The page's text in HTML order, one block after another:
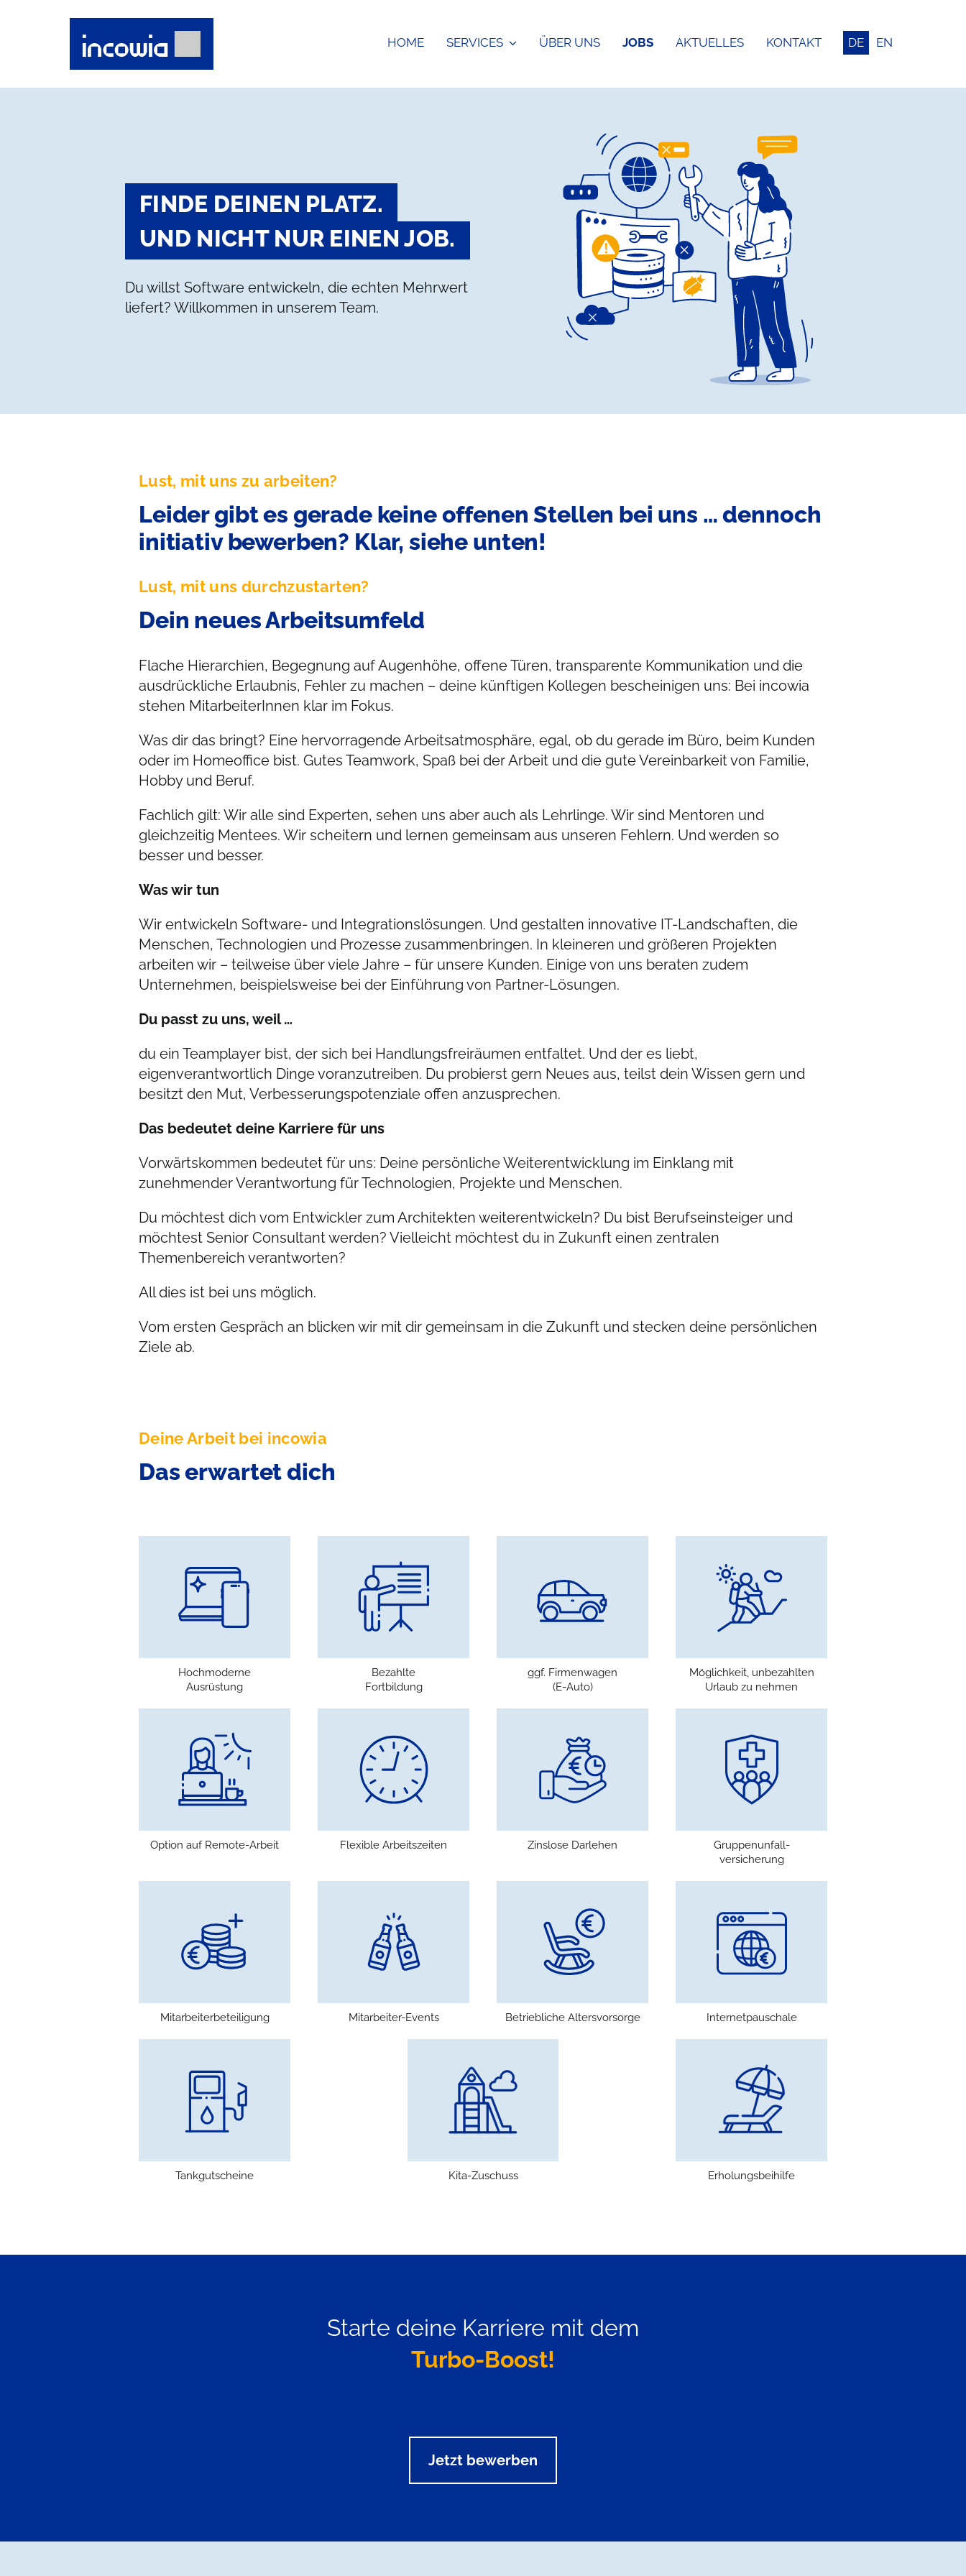
HOME SERVICES ÜBER UNS JOBS AKTUELLES KONTAKT DE EN
FINDE DEINEN PLATZ.
UND NICHT NUR EINEN JOB.
Du willst Software entwickeln, die echten Mehrwert
liefert? Willkommen in unserem Team.
Lust, mit uns zu arbeiten?
Leider gibt es gerade keine offenen Stellen bei uns … dennoch
initiativ bewerben? Klar, siehe unten!
Lust, mit uns durchzustarten?
Dein neues Arbeitsumfeld
Flache Hierarchien, Begegnung auf Augenhöhe, offene Türen, transparente Kommunikation und die
ausdrückliche Erlaubnis, Fehler zu machen – deine künftigen Kollegen bescheinigen uns: Bei incowia
stehen MitarbeiterInnen klar im Fokus.
Was dir das bringt? Eine hervorragende Arbeitsatmosphäre, egal, ob du gerade im Büro, beim Kunden
oder im Homeoffice bist. Gutes Teamwork, Spaß bei der Arbeit und die gute Vereinbarkeit von Familie,
Hobby und Beruf.
Fachlich gilt: Wir alle sind Experten, sehen uns aber auch als Lehrlinge. Wir sind Mentoren und
gleichzeitig Mentees. Wir scheitern und lernen gemeinsam aus unseren Fehlern. Und werden so
besser und besser.
Was wir tun
Wir entwickeln Software- und Integrationslösungen. Und gestalten innovative IT-Landschaften, die
Menschen, Technologien und Prozesse zusammenbringen. In kleineren und größeren Projekten
arbeiten wir – teilweise über viele Jahre – für unsere Kunden. Einige von uns beraten zudem
Unternehmen, beispielsweise bei der Einführung von Partner-Lösungen.
Du passt zu uns, weil …
du ein Teamplayer bist, der sich bei Handlungsfreiräumen entfaltet. Und der es liebt,
eigenverantwortlich Dinge voranzutreiben. Du probierst gern Neues aus, teilst dein Wissen gern und
besitzt den Mut, Verbesserungspotenziale offen anzusprechen.
Das bedeutet deine Karriere für uns
Vorwärtskommen bedeutet für uns: Deine persönliche Weiterentwicklung im Einklang mit
zunehmender Verantwortung für Technologien, Projekte und Menschen.
Du möchtest dich vom Entwickler zum Architekten weiterentwickeln? Du bist Berufseinsteiger und
möchtest Senior Consultant werden? Vielleicht möchtest du in Zukunft einen zentralen
Themenbereich verantworten?
All dies ist bei uns möglich.
Vom ersten Gespräch an blicken wir mit dir gemeinsam in die Zukunft und stecken deine persönlichen
Ziele ab.
Deine Arbeit bei incowia
Das erwartet dich
Hochmoderne
Ausrüstung
Bezahlte
Fortbildung
ggf. Firmenwagen
(E-Auto)
Möglichkeit, unbezahlten
Urlaub zu nehmen
Option auf Remote-Arbeit Flexible Arbeitszeiten Zinslose Darlehen
Gruppenunfall-
versicherung
Mitarbeiterbeteiligung Mitarbeiter-Events Betriebliche Altersvorsorge Internetpauschale
Tankgutscheine Kita-Zuschuss Erholungsbeihilfe
Starte deine Karriere mit dem
Turbo-Boost!
Jetzt bewerben